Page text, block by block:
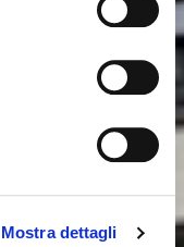
Mostra dettagli